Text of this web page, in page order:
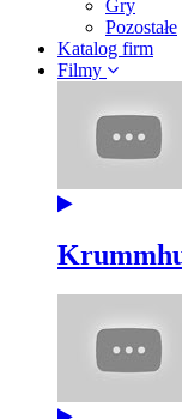
Gry
Pozostałe
Katalog firm
Filmy